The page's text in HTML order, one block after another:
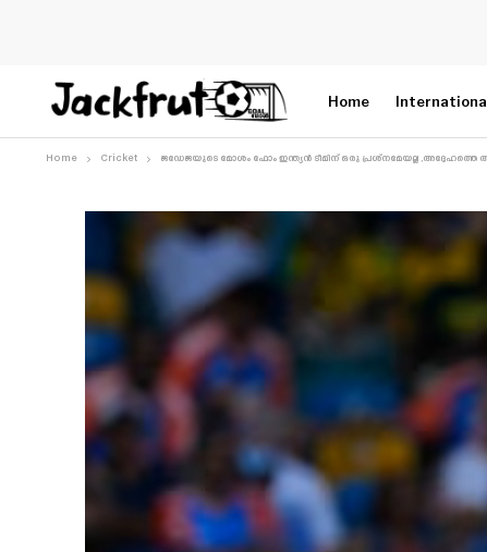
Home
Home Cricket ജഡേജയുടെ മോശം ഫോം ഇന്ത്യൻ ടീമിന് ഒരു പ്രശ്നമേയല്ല ,അദ്ദേഹത്തെ